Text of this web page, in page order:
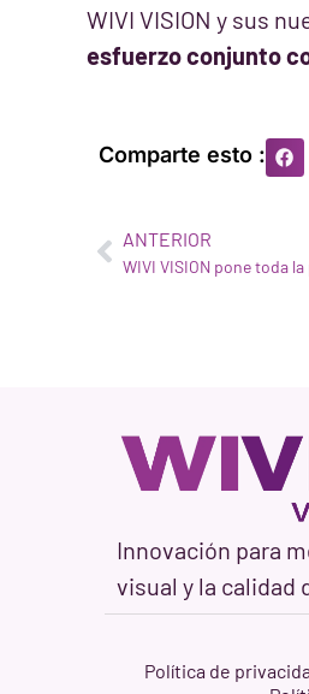
WIVI VISION y sus
esfuerzo conjunto
Comparte esto :
ANTERIOR
Innovación para
visual y la calidad
Política de